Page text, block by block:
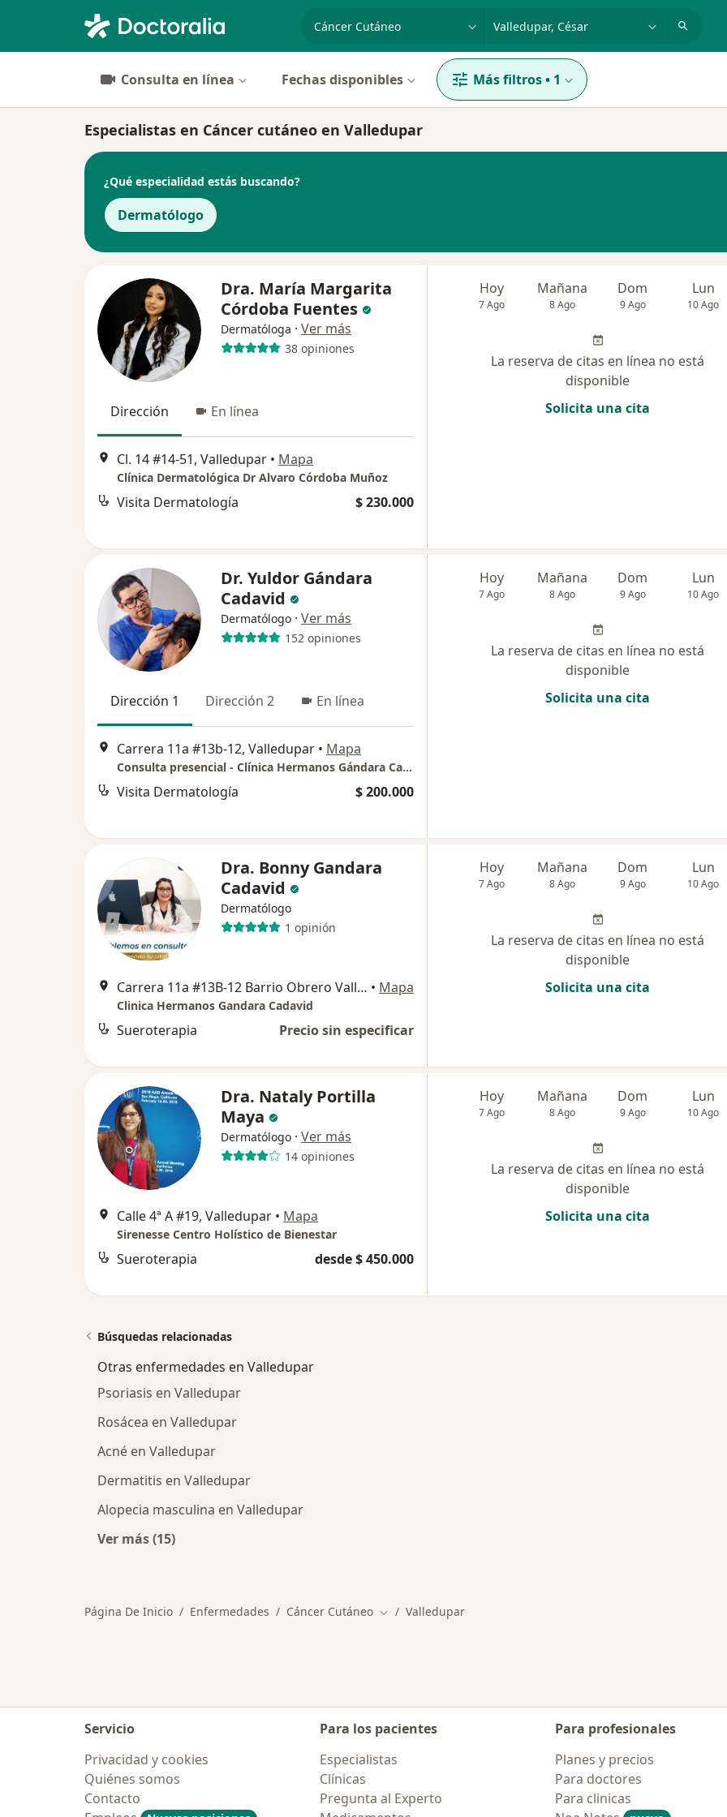
especialidad, enfermedad o nombre
Consulta en línea Fechas disponibles Más filtros• 1
Especialistas en Cáncer cutáneo en Valledupar
¿Qué especialidad estás buscando?
Dermatólogo
Dra. María Margarita
Córdoba Fuentes
Dermatóloga · Ver más
38 opiniones
Dirección En línea
Cl. 14 #14-51, Valledupar • Mapa
Clínica Dermatológica Dr Alvaro Córdoba Muñoz
Visita Dermatología $ 230.000
Hoy
7 Ago
Mañana
8 Ago
Dom
9 Ago
Lun
10 Ago
La reserva de citas en línea no está
disponible
Solicita una cita
Dr. Yuldor Gándara
Cadavid
Dermatólogo · Ver más
152 opiniones
Dirección 1 Dirección 2 En línea
Carrera 11a #13b-12, Valledupar • Mapa
Consulta presencial - Clínica Hermanos Gándara Cadavid 3er Piso
Visita Dermatología $ 200.000
Hoy
7 Ago
Mañana
8 Ago
Dom
9 Ago
Lun
10 Ago
La reserva de citas en línea no está
disponible
Solicita una cita
Dra. Bonny Gandara
Cadavid
Dermatólogo
1 opinión
Carrera 11a #13B-12 Barrio Obrero Valledupar, Cesar, Valledupar • Mapa
Clinica Hermanos Gandara Cadavid
Sueroterapia Precio sin especificar
Hoy
7 Ago
Mañana
8 Ago
Dom
9 Ago
Lun
10 Ago
La reserva de citas en línea no está
disponible
Solicita una cita
Dra. Nataly Portilla
Maya
Dermatólogo · Ver más
14 opiniones
Calle 4ª A #19, Valledupar • Mapa
Sirenesse Centro Holístico de Bienestar
Sueroterapia desde $ 450.000
Hoy
7 Ago
Mañana
8 Ago
Dom
9 Ago
Lun
10 Ago
La reserva de citas en línea no está
disponible
Solicita una cita
Búsquedas relacionadas
Otras enfermedades en Valledupar
Psoriasis en Valledupar
Rosácea en Valledupar
Acné en Valledupar
Dermatitis en Valledupar
Alopecia masculina en Valledupar
Ver más (15)
Página De Inicio Enfermedades Cáncer Cutáneo Cambiar de ciudad
Valledupar
Servicio
Privacidad y cookies
Quiénes somos
Contacto
Para los pacientes
Especialistas
Clínicas
Pregunta al Experto
Para profesionales
Planes y precios
Para doctores
Para clinicas